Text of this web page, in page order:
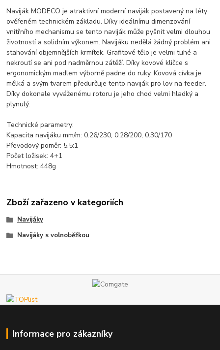
Naviják MODECO je atraktivní moderní naviják postavený na léty
ověřeném technickém základu. Díky ideálnímu dimenzování
vnitřního mechanismu se tento naviják může pyšnit velmi dlouhou
životností a solidním výkonem. Navijáku nedělá žádný problém ani
stahování objemnějších krmítek. Grafitové tělo je velmi tuhé a
nekroutí se ani pod nadměrnou zátěží. Díky kovové kličce s
ergonomickým madlem výborně padne do ruky. Kovová cívka je
mělká a svým tvarem předurčuje tento naviják pro lov na feeder.
Díky dokonale vyváženému rotoru je jeho chod velmi hladký a
plynulý.
Technické parametry:
Kapacita navijáku mm/m: 0.26/230, 0.28/200, 0.30/170
Převodový poměr: 5.5:1
Počet ložisek: 4+1
Hmotnost: 448g
Zboží zařazeno v kategoriích
Navijáky
Navijáky s volnoběžkou
Informace pro zákazníky